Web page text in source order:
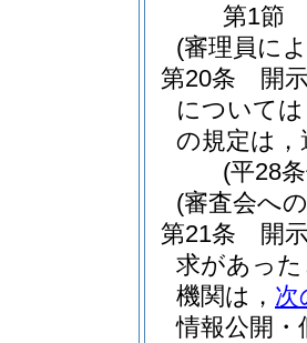
第1節
(審理員に
第20条
開
について
の規定は
(平28
(審査会へ
第21条
開
求があっ
機関は， 次
情報公開